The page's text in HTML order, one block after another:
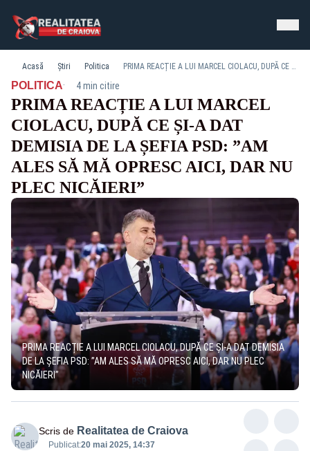
Acasă Știri Politica PRIMA REACȚIE A LUI MARCEL CIOLACU, DUPĂ CE ȘI-A DAT DEMISIA DE LA ȘEFIA PSD: ”AM ALES SĂ MĂ OPRESC AICI, DAR NU PLEC NICĂIERI”
POLITICA· 4 min citire
PRIMA REACȚIE A LUI MARCEL
CIOLACU, DUPĂ CE ȘI-A DAT
DEMISIA DE LA ȘEFIA PSD: ”AM
ALES SĂ MĂ OPRESC AICI, DAR NU
PLEC NICĂIERI”
PRIMA REACȚIE A LUI MARCEL CIOLACU, DUPĂ CE ȘI-A DAT DEMISIA
DE LA ȘEFIA PSD: ”AM ALES SĂ MĂ OPRESC AICI, DAR NU PLEC
NICĂIERI”
Scris de Realitatea de Craiova
Publicat:20 mai 2025, 14:37